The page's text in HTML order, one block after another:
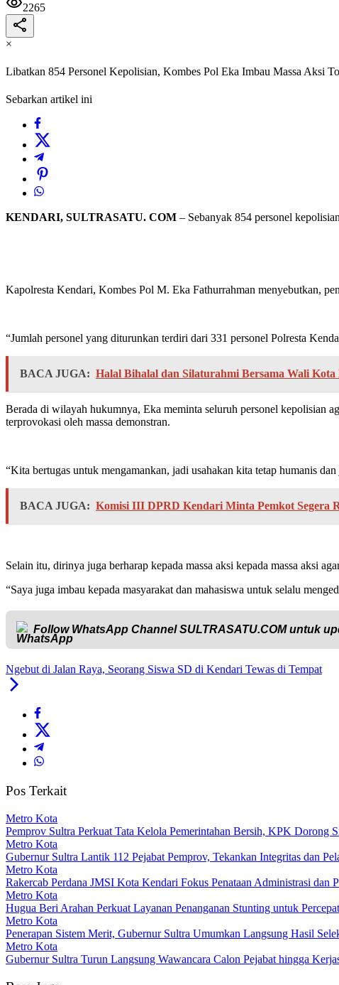
2265
×
Libatkan 854 Personel Kepolisian, Kombes Pol Eka Imbau Massa Aksi
Sebarkan artikel ini
KENDARI, SULTRASATU. COM – Sebanyak 854 personel
Kapolresta Kendari, Kombes Pol M. Eka Fathurrahman menyebutkan,
“Jumlah personel yang diturunkan terdiri dari 331 personel Polresta
BACA JUGA: Halal Bihalal dan Silaturahmi Bersama Wali
Berada di wilayah hukumnya, Eka meminta seluruh personel kepolisian
terprovokasi oleh massa demonstran.
“Kita bertugas untuk mengamankan, jadi usahakan kita tetap humanis
BACA JUGA: Komisi III DPRD Kendari Minta Pemkot Segera
Selain itu, dirinya juga berharap kepada massa aksi kepada massa aksi
“Saya juga imbau kepada masyarakat dan mahasiswa untuk selalu
Follow WhatsApp ChannelSULTRASATU.COMuntuk
Ngebut di Jalan Raya, Seorang Siswa SD di Kendari Tewas di Tempat
Pos Terkait
Metro Kota
Pemprov Sultra Perkuat Tata Kelola Pemerintahan Bersih, KPK Dorong
Metro Kota
Gubernur Sultra Lantik 112 Pejabat Pemprov, Tekankan Integritas dan
Metro Kota
Rakercab Perdana JMSI Kota Kendari Fokus Penataan Administrasi dan
Metro Kota
Hugua Beri Arahan Perkuat Layanan Penanganan Stunting untuk
Metro Kota
Penerapan Sistem Merit, Gubernur Sultra Umumkan Langsung Hasil
Metro Kota
Gubernur Sultra Turun Langsung Wawancara Calon Pejabat hingga